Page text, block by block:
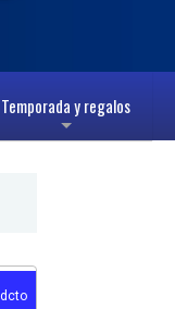
+
Temporada y regalos
dcto